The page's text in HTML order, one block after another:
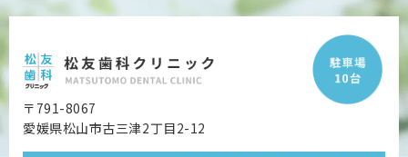
〒791-8067
愛媛県松山市古三津2丁目2-12